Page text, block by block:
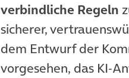
verbindliche Regeln
sicherer,
dem Entwurf der
vorgesehen, das KI-